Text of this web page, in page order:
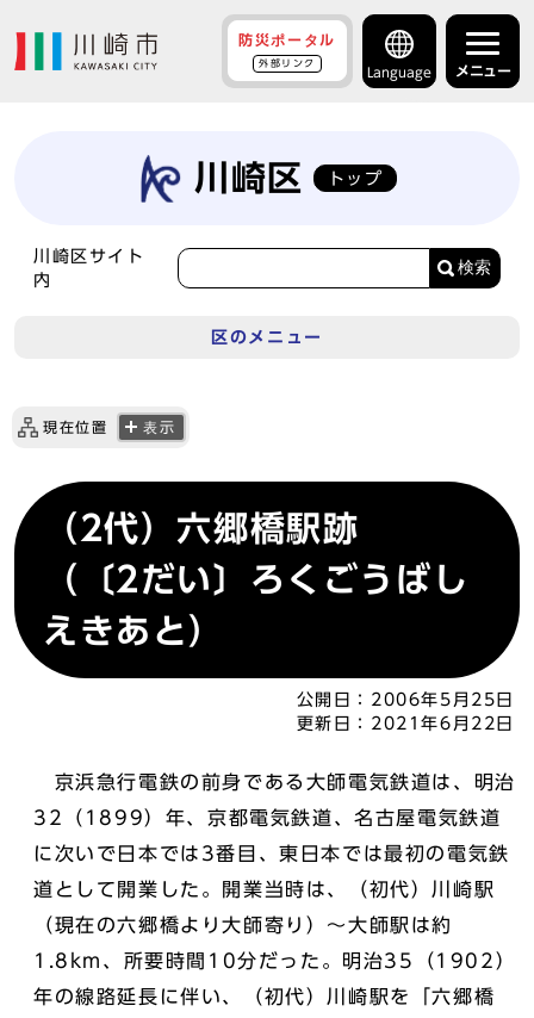
防災ポータル
外部リンク
Language メニュー
川崎区 トップ
川崎区サイト
内
検索
区のメニュー
現在位置 表示
（2代）六郷橋駅跡
（〔2だい〕ろくごうばし
えきあと）
公開日： 2006年5月25日
更新日： 2021年6月22日
京浜急行電鉄の前身である大師電気鉄道は、明治
32（1899）年、京都電気鉄道、名古屋電気鉄道
に次いで日本では3番目、東日本では最初の電気鉄
道として開業した。開業当時は、（初代）川崎駅
（現在の六郷橋より大師寄り）～大師駅は約
1.8km、所要時間10分だった。明治35（1902）
年の線路延長に伴い、（初代）川崎駅を「六郷橋